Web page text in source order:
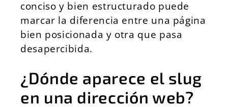
conciso y bien estructurado puede
marcar la diferencia entre una página
bien posicionada y otra que pasa
desapercibida.
¿Dónde aparece el slug
en una dirección web?